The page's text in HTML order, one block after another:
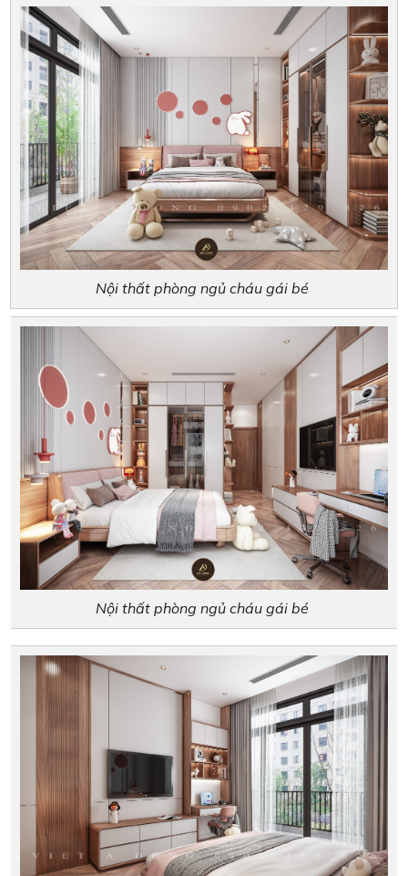
Nội thất phòng ngủ cháu gái bé
Nội thất phòng ngủ cháu gái bé